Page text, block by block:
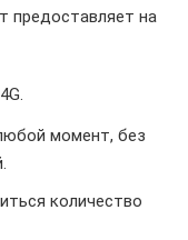
предоставляет на
момент, без
количество